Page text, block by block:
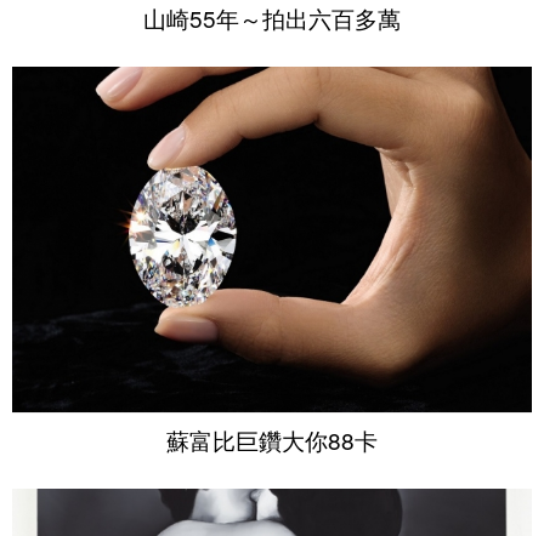
山崎55年～拍出六百多萬
蘇富比巨鑽大你88卡